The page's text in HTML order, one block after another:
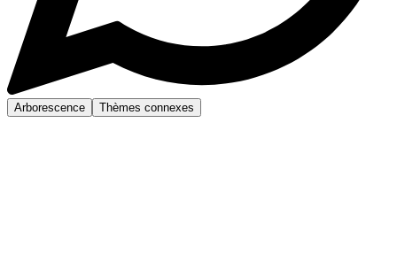
Arborescence Thèmes connexes